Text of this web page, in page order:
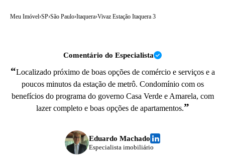
Meu Imóvel›SP›São Paulo›Itaquera›Vivaz Estação Itaquera 3
Comentário do Especialista
“Localizado próximo de boas opções de comércio e serviços e a
poucos minutos da estação de metrô. Condomínio com os
benefícios do programa do governo Casa Verde e Amarela, com
lazer completo e boas opções de apartamentos.”
Eduardo Machado
Especialista imobiliário